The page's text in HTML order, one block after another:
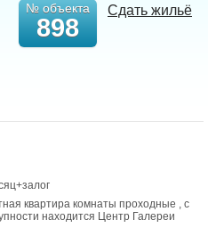
Сдать жильё
№ объекта
898
квартира комнаты проходные , с
находится Центр Галереи